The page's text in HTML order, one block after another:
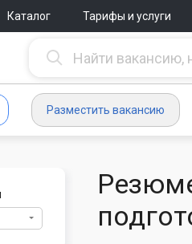
Каталог Тарифы и услуги
Разместить вакансию